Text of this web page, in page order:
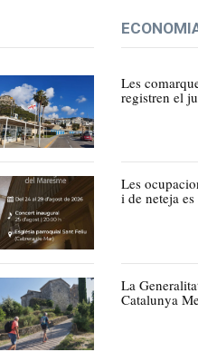
Les
registren el
Les
i de neteja
La
Catalunya